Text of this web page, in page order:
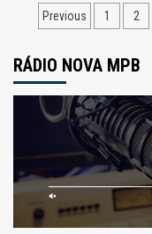
Navegação
posts
Previous 1 2
RÁDIO NOVA MPB